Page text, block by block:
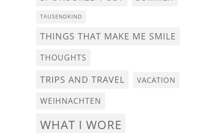
TAUSENDKIND
THINGS THAT MAKE ME SMILE
THOUGHTS
TRIPS AND TRAVEL VACATION
WEIHNACHTEN
WHAT I WORE